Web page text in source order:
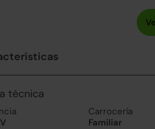
técnica
Carrocería
Familiar